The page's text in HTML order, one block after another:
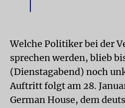
Welche Politiker bei der
sprechen werden, blieb
(Dienstagabend) noch
Auftritt folgt am 28.
German House, dem